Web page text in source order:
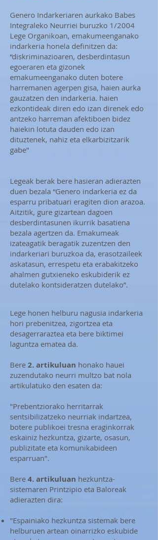
Genero Indarkeriaren aurkako Babes
Integraleko Neurriei buruzko 1/2004
Lege Organikoan, emakumeenganako
indarkeria honela definitzen da:
“diskriminazioaren, desberdintasun
egoeraren eta gizonek
emakumeenganako duten botere
harremanen agerpen gisa, haien aurka
gauzatzen den indarkeria. haien
ezkontideak diren edo izan direnek edo
antzeko harreman afektiboen bidez
haiekin lotuta dauden edo izan
dituztenek, nahiz eta elkarbizitzarik
gabe"
Legeak berak bere hasieran adierazten
duen bezala “Genero indarkeria ez da
esparru pribatuari eragiten dion arazoa.
Aitzitik, gure gizartean dagoen
desberdintasunen ikurrik basatiena
bezala agertzen da. Emakumeak
izateagatik beragatik zuzentzen den
indarkeriari buruzkoa da, erasotzaileek
askatasun, errespetu eta erabakitzeko
ahalmen gutxieneko eskubiderik ez
dutelako kontsideratzen dutelako”.
Lege honen helburu nagusia indarkeria
hori prebenitzea, zigortzea eta
desagerraraztea eta bere biktimei
laguntza ematea da.
Bere 2. artikuluan honako hauei
zuzendutako neurri multzo bat nola
artikulatuko den esaten da:
"Prebentziorako herritarrak
sentsibilizatzeko neurriak indartzea,
botere publikoei tresna eraginkorrak
eskainiz hezkuntza, gizarte, osasun,
publizitate eta komunikabideen
esparruan".
Bere 4. artikuluan hezkuntza-
sistemaren Printzipio eta Baloreak
adierazten dira:
"Espainiako hezkuntza sistemak bere
helburuen artean oinarrizko eskubide